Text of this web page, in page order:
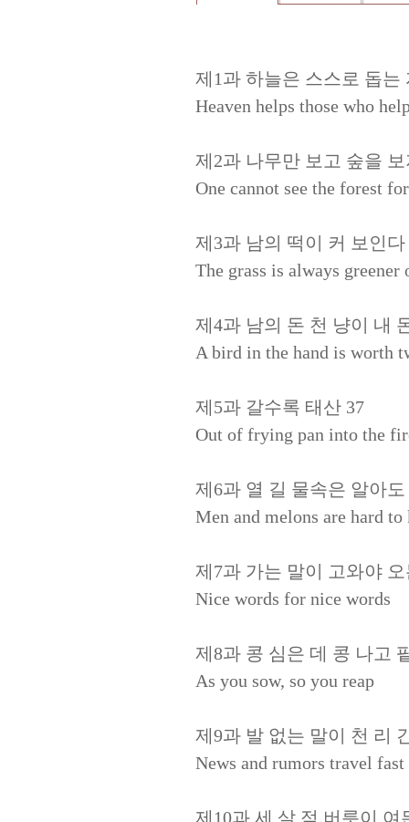
제1과 하늘은 스스로 돕는
Heaven helps those who
제2과 나무만 보고 숲을
One cannot see the forest
제3과 남의 떡이 커 보인다
The grass is always
제4과 남의 돈 천 냥이 내
A bird in the hand is worth
제5과 갈수록 태산 37
Out of frying pan into the
제6과 열 길 물속은 알아
Men and melons are hard to
제7과 가는 말이 고와야
Nice words for nice words
제8과 콩 심은 데 콩 나고
As you sow, so you reap
제9과 발 없는 말이 천 리
News and rumors travel fast
제10과 세 살 적 버릇이 여